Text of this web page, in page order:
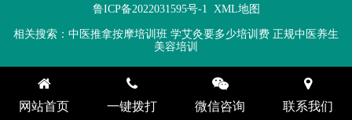
鲁ICP备2022031595号-1 XML地图
相关搜索：中医推拿按摩培训班 学艾灸要多少培训费 正规中医养生
美容培训
网站首页 一键拨打 微信咨询 联系我们